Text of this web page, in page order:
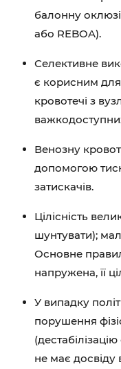
балонну
або REBOA).
Селективне
є корисним
кровотечі з
Венозну
допомогою
затискачів.
Цілісність
шунтувати);
Основне
напружена, її
У випадку
порушення
не має досвіду